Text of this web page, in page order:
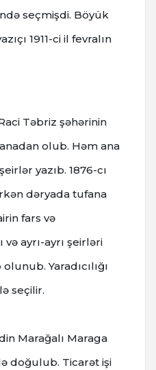
seçmişdi. Böyük
1911-ci il fevralın
Təbriz şəhərinin
olub. Həm ana
yazıb. 1876-cı
dəryada tufana
fars və
ayrı-ayrı şeirləri
Yaradıcılığı
seçilir.
Marağalı Maraga
doğulub. Ticarət işi